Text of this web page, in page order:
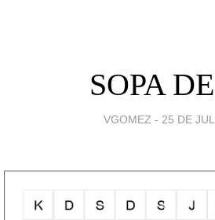
SOPA
VGOMEZ - 25 DE